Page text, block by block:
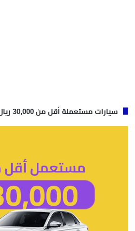
سيارات مستعملة أقل من 30,000 ريال